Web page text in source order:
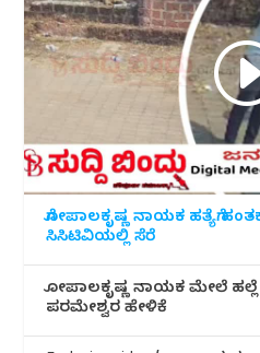
ಗೋಪಾಲಕೃಷ್ಣ ನಾಯಕ ಹತ್ಯೆಗೆ
ಸಿಸಿಟಿವಿಯಲ್ಲಿ ಸೆರೆ
ಗೋಪಾಲಕೃಷ್ಣ ನಾಯಕ ಮೇಲೆ
ಪರಮೇಶ್ವರ ಹೇಳಿಕೆ